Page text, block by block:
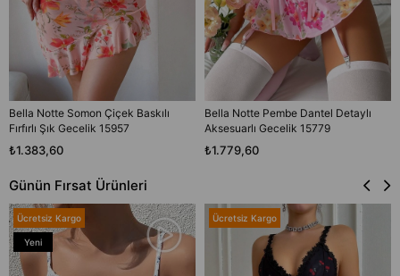
Bella Notte Somon Çiçek Baskılı
Fırfırlı Şık Gecelik 15957
₺1.383,60
Bella Notte Pembe Dantel Detaylı
Aksesuarlı Gecelik 15779
₺1.779,60
Günün Fırsat Ürünleri
Ücretsiz Kargo
Yeni
Ücretsiz Kargo